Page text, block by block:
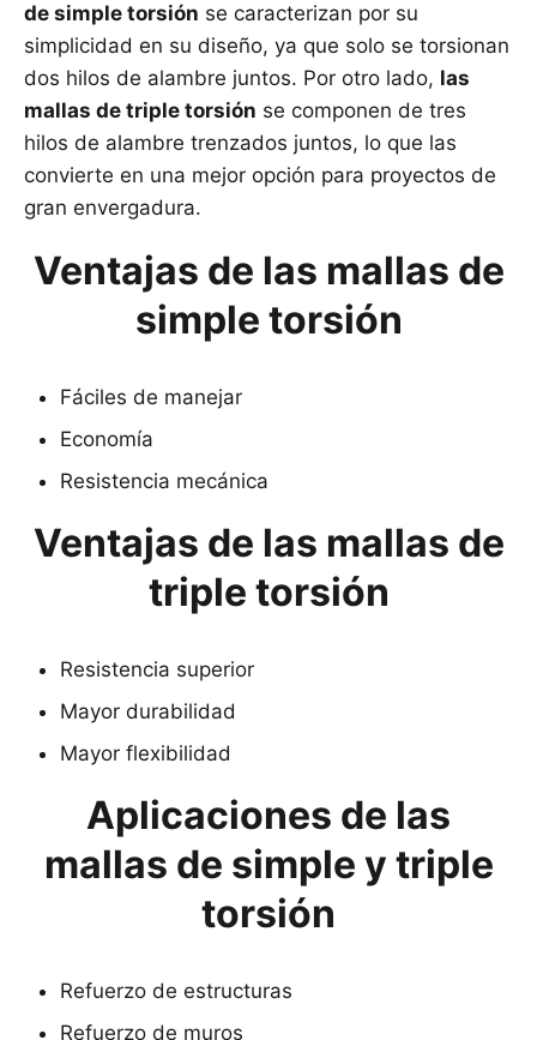
de simple torsión se caracterizan por su
simplicidad en su diseño, ya que solo se torsionan
dos hilos de alambre juntos. Por otro lado, las
mallas de triple torsión se componen de tres
hilos de alambre trenzados juntos, lo que las
convierte en una mejor opción para proyectos de
gran envergadura.
Ventajas de las mallas de
simple torsión
Fáciles de manejar
Economía
Resistencia mecánica
Ventajas de las mallas de
triple torsión
Resistencia superior
Mayor durabilidad
Mayor flexibilidad
Aplicaciones de las
mallas de simple y triple
torsión
Refuerzo de estructuras
Refuerzo de muros